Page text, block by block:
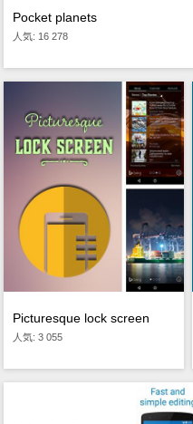
Pocket planets
人気: 16 278
Picturesque lock screen
人気: 3 055